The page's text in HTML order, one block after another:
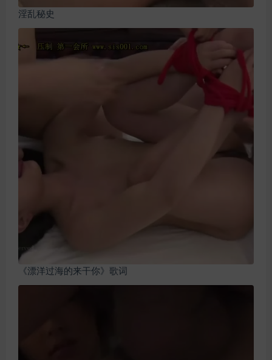
淫乱秘史
《漂洋过海的来干你》歌词